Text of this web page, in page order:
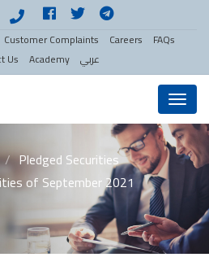
Customer Complaints Careers
FAQs
Us
Academy عربي
Menu
Pledged Securities
of September 2021